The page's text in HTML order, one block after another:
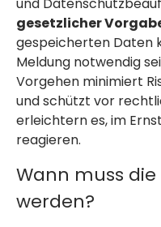
gesetzlicher
gespeicherten Daten
Meldung notwendig
Vorgehen minimiert
und schützt vor
erleichtern es, im
reagieren.
Wann muss
werden?